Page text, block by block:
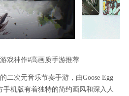
戏神作#高画质手游推荐
二次元音乐节奏手游，由Goose Egg
手机版有着独特的简约画风和深入人